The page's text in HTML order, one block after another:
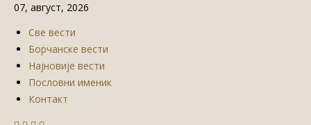
07, август, 2026
Све вести
Борчанске вести
Најновије вести
Пословни именик
Контакт